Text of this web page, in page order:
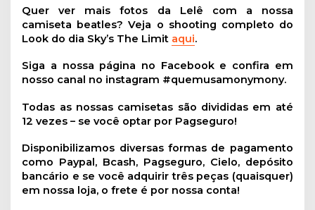
Quer ver mais fotos da Lelê com a nossa
camiseta beatles? Veja o shooting completo do
Look do dia Sky’s The Limit aqui.
Siga a nossa página no Facebook e confira em
nosso canal no instagram #quemusamonymony.
Todas as nossas camisetas são divididas em até
12 vezes – se você optar por Pagseguro!
Disponibilizamos diversas formas de pagamento
como Paypal, Bcash, Pagseguro, Cielo, depósito
bancário e se você adquirir três peças (quaisquer)
em nossa loja, o frete é por nossa conta!